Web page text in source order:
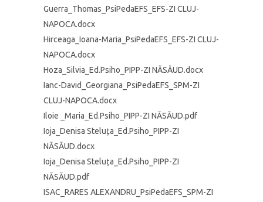
Guerra_Thomas_PsiPedaEFS_EFS-ZI CLUJ-
NAPOCA.docx
Hirceaga_Ioana-Maria_PsiPedaEFS_EFS-ZI CLUJ-
NAPOCA.docx
Hoza_Silvia_Ed.Psiho_PIPP-ZI NĂSĂUD.docx
Ianc-David_Georgiana_PsiPedaEFS_SPM-ZI
CLUJ-NAPOCA.docx
Iloie _Maria_Ed.Psiho_PIPP-ZI NĂSĂUD.pdf
Ioja_Denisa Steluța_Ed.Psiho_PIPP-ZI
NĂSĂUD.docx
Ioja_Denisa Steluța_Ed.Psiho_PIPP-ZI
NĂSĂUD.pdf
ISAC_RARES ALEXANDRU_PsiPedaEFS_SPM-ZI